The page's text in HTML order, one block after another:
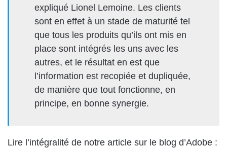
expliqué Lionel Lemoine. Les clients
sont en effet à un stade de matu­rité tel
que tous les pro­duits qu’ils ont mis en
place sont inté­grés les uns avec les
autres, et le résul­tat en est que
l’information est recopiée et dupliquée,
de manière que tout fonc­tionne, en
principe, en bonne synergie.
Lire l’intégralité de notre article sur le blog d’Adobe :